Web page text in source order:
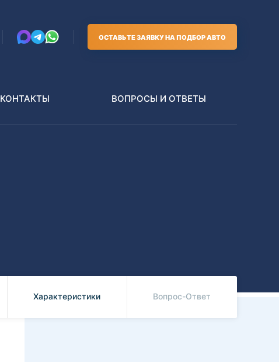
ОСТАВЬТЕ ЗАЯВКУ НА ПОДБОР АВТО
КОНТАКТЫ ВОПРОСЫ И ОТВЕТЫ
Характеристики Вопрос-Ответ